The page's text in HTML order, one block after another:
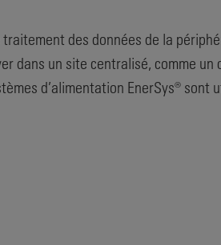
des données de la
dans un site centralisé, comme
d’alimentation EnerSys®